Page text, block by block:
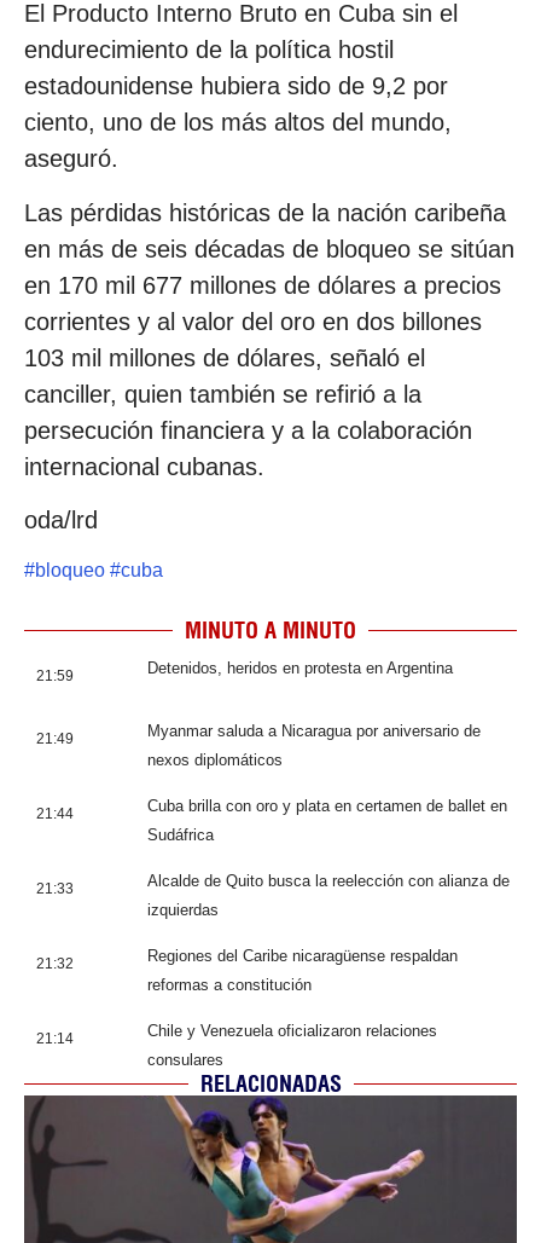
El Producto Interno Bruto en Cuba sin el
endurecimiento de la política hostil
estadounidense hubiera sido de 9,2 por
ciento, uno de los más altos del mundo,
aseguró.
Las pérdidas históricas de la nación caribeña
en más de seis décadas de bloqueo se sitúan
en 170 mil 677 millones de dólares a precios
corrientes y al valor del oro en dos billones
103 mil millones de dólares, señaló el
canciller, quien también se refirió a la
persecución financiera y a la colaboración
internacional cubanas.
oda/lrd
#bloqueo #cuba
MINUTO A MINUTO
21:59 Detenidos, heridos en protesta en Argentina
21:49
Myanmar saluda a Nicaragua por aniversario de
nexos diplomáticos
21:44
Cuba brilla con oro y plata en certamen de ballet en
Sudáfrica
21:33
Alcalde de Quito busca la reelección con alianza de
izquierdas
21:32
Regiones del Caribe nicaragüense respaldan
reformas a constitución
21:14
Chile y Venezuela oficializaron relaciones
consulares
RELACIONADAS